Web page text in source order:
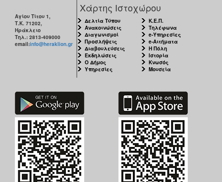
Αγίου Τίτου 1,
Τ.Κ. 71202,
Ηράκλειο
Τηλ.: 2813-409000
email:info@heraklion.gr
Χάρτης Ιστοχώρου
Δελτία Τύπου
Ανακοινώσεις
Διαγωνισμοί
Προσλήψεις
Διαβουλεύσεις
Εκδηλώσεις
Ο Δήμος
Υπηρεσίες
Κ.Ε.Π.
Τηλέφωνα
e-Υπηρεσίες
e-Αιτήματα
Η Πόλη
Ιστορία
Κνωσός
Μουσεία